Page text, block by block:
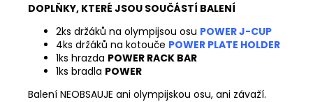
DOPLŇKY, KTERÉ JSOU SOUČÁSTÍ BALENÍ
2ks držáků na olympijsou osu POWER J-CUP
4ks držáků na kotouče POWER PLATE HOLDER
1ks hrazda POWER RACK BAR
1ks bradla POWER
Balení NEOBSAUJE ani olympijskou osu, ani závaží.